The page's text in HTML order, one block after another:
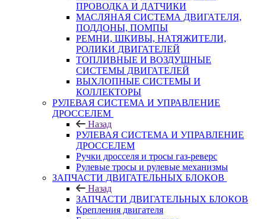
ПРОВОДКА И ДАТЧИКИ
МАСЛЯНАЯ СИСТЕМА ДВИГАТЕЛЯ,
ПОДДОНЫ, ПОМПЫ
РЕМНИ, ШКИВЫ, НАТЯЖИТЕЛИ,
РОЛИКИ ДВИГАТЕЛЕЙ
ТОПЛИВНЫЕ И ВОЗДУШНЫЕ
СИСТЕМЫ ДВИГАТЕЛЕЙ
ВЫХЛОПНЫЕ СИСТЕМЫ И
КОЛЛЕКТОРЫ
РУЛЕВАЯ СИСТЕМА И УПРАВЛЕНИЕ
ДРОССЕЛЕМ
Назад
РУЛЕВАЯ СИСТЕМА И УПРАВЛЕНИЕ
ДРОССЕЛЕМ
Ручки дросселя и тросы газ-реверс
Рулевые тросы и рулевые механизмы
ЗАПЧАСТИ ДВИГАТЕЛЬНЫХ БЛОКОВ
Назад
ЗАПЧАСТИ ДВИГАТЕЛЬНЫХ БЛОКОВ
Крепления двигателя